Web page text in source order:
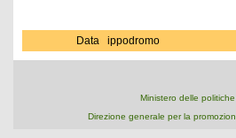
Data ippodromo
Ministero delle
Direzione generale per la